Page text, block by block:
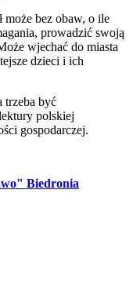
bez obaw, o ile
prowadzić swoją
wjechać do miasta
dzieci i ich
trzeba być
polskiej
gospodarczej.
Biedronia